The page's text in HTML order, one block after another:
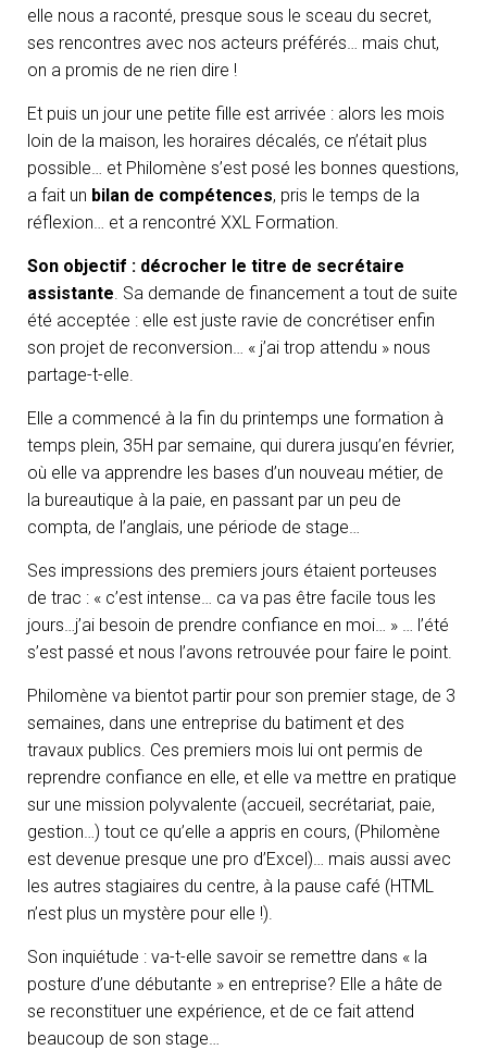
elle nous a raconté, presque sous le sceau du secret,
ses rencontres avec nos acteurs préférés… mais chut,
on a promis de ne rien dire !
Et puis un jour une petite fille est arrivée : alors les mois
loin de la maison, les horaires décalés, ce n’était plus
possible… et Philomène s’est posé les bonnes questions,
a fait un bilan de compétences, pris le temps de la
réflexion… et a rencontré XXL Formation.
Son objectif : décrocher le titre de secrétaire
assistante. Sa demande de financement a tout de suite
été acceptée : elle est juste ravie de concrétiser enfin
son projet de reconversion… « j’ai trop attendu » nous
partage-t-elle.
Elle a commencé à la fin du printemps une formation à
temps plein, 35H par semaine, qui durera jusqu’en février,
où elle va apprendre les bases d’un nouveau métier, de
la bureautique à la paie, en passant par un peu de
compta, de l’anglais, une période de stage…
Ses impressions des premiers jours étaient porteuses
de trac : « c’est intense… ca va pas être facile tous les
jours…j’ai besoin de prendre confiance en moi… » … l’été
s’est passé et nous l’avons retrouvée pour faire le point.
Philomène va bientot partir pour son premier stage, de 3
semaines, dans une entreprise du batiment et des
travaux publics. Ces premiers mois lui ont permis de
reprendre confiance en elle, et elle va mettre en pratique
sur une mission polyvalente (accueil, secrétariat, paie,
gestion…) tout ce qu’elle a appris en cours, (Philomène
est devenue presque une pro d’Excel)… mais aussi avec
les autres stagiaires du centre, à la pause café (HTML
n’est plus un mystère pour elle !).
Son inquiétude : va-t-elle savoir se remettre dans « la
posture d’une débutante » en entreprise? Elle a hâte de
se reconstituer une expérience, et de ce fait attend
beaucoup de son stage…